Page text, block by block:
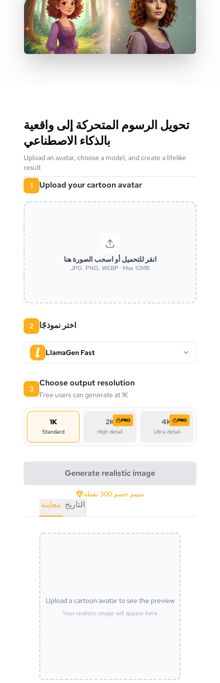
تحويل الرسوم المتحركة إلى واقعية
بالذكاء الاصطناعي
Upload an avatar, choose a model, and create a lifelike
result
1 Upload your cartoon avatar
انقر للتحميل أو اسحب الصورة هنا
JPG, PNG, WEBP · Max 10MB
2 اختر نموذجًا
LlamaGen Fast
3
Choose output resolution
Free users can generate at 1K
1K
Standard
PRO
2K
High detail
PRO
4K
Ultra detail
Generate realistic image
سيتم خصم 300 نقطة
معاينة التاريخ
Upload a cartoon avatar to see the preview
Your realistic image will appear here